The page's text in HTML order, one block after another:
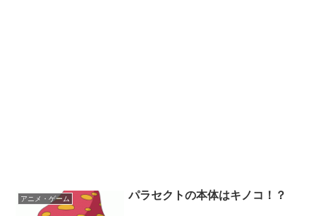
アニメ・ゲーム パラセクトの本体はキノコ！？